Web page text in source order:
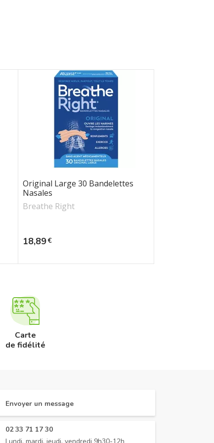
Original Large 30 Bandelettes
Nasales
Breathe Right
Prix
18,89€
Carte
de fidélité
Envoyer un message
02 33 71 17 30